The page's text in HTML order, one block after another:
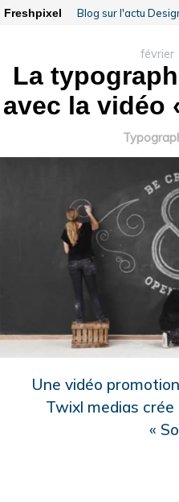
Freshpixel Blog sur l'actu
février
La
avec la vidéo
Une vidéo
Twixl medias crée
«